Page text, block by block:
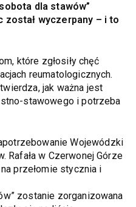
dla stawów”
wyczerpany – i to
które zgłosiły chęć
reumatologicznych.
jak ważna jest
stawowego i potrzeba
Wojewódzki
Rafała w Czerwonej Górze
przełomie stycznia i
zostanie zorganizowana